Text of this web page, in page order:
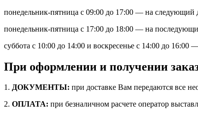
понедельник-пятница с 09:00 до 17:00 — на следующий
понедельник-пятница с 17:00 до 18:00 — на
суббота с 10:00 до 14:00 и воскресенье с 14:00 до
При оформлении и получении
1. ДОКУМЕНТЫ: при доставке Вам передаются все
2. ОПЛАТА: при безналичном расчете оператор